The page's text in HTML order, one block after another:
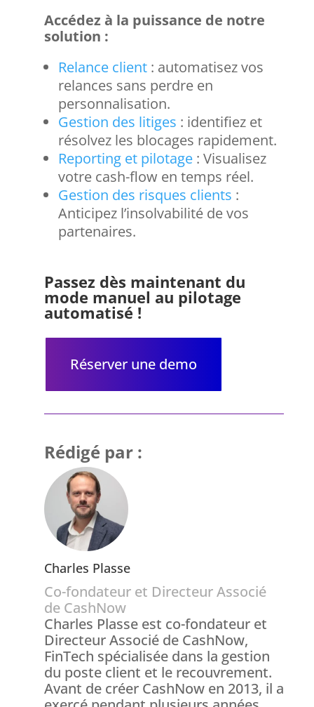
Accédez à la puissance de notre
solution :
Relance client: automatisez vos
relances sans perdre en
personnalisation.
Gestion des litiges : identifiez et
résolvez les blocages rapidement.
Reporting et pilotage: Visualisez
votre cash-flow en temps réel.
Gestion des risques clients :
Anticipez l’insolvabilité de vos
partenaires.
Passez dès maintenant du
mode manuel au pilotage
automatisé !
Réserver une demo
Rédigé par :
Charles Plasse
Co-fondateur et Directeur Associé
de CashNow
Charles Plasse est co-fondateur et
Directeur Associé de CashNow,
FinTech spécialisée dans la gestion
du poste client et le recouvrement.
Avant de créer CashNow en 2013, il a